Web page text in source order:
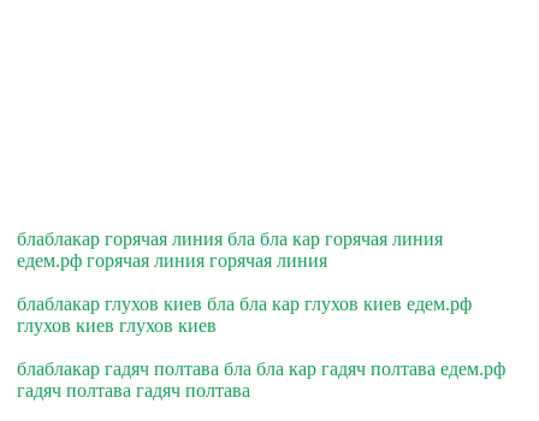
блаблакар горячая линия бла бла кар горячая линия
едем.рф горячая линия горячая линия
блаблакар глухов киев бла бла кар глухов киев едем.рф
глухов киев глухов киев
блаблакар гадяч полтава бла бла кар гадяч полтава едем.рф
гадяч полтава гадяч полтава